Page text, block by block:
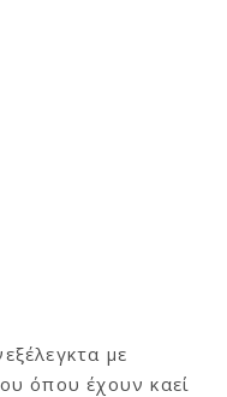
με
όπου έχουν καεί